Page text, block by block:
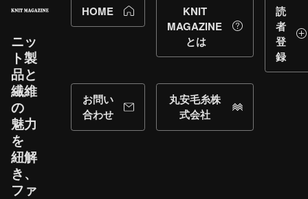
ニッ
ト製
品と​
繊維
の​
魅力
を​
紐解
き、​
ファ
HOME
KNIT
MAGAZINE
とは
読
者
登
録
お問い
合わせ
丸安毛糸株
式会社